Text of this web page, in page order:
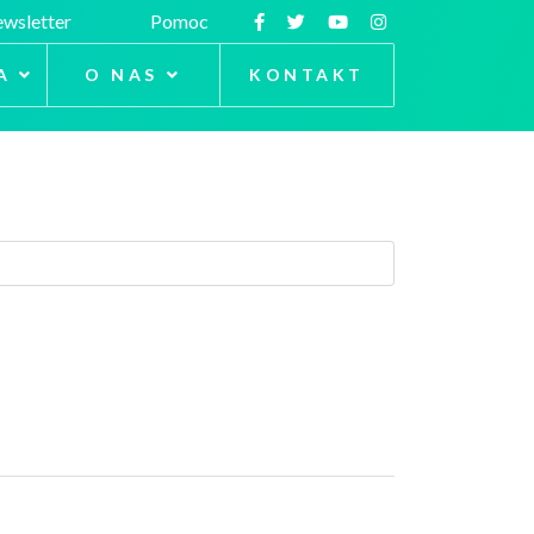
Pomoc
O NAS KONTAKT